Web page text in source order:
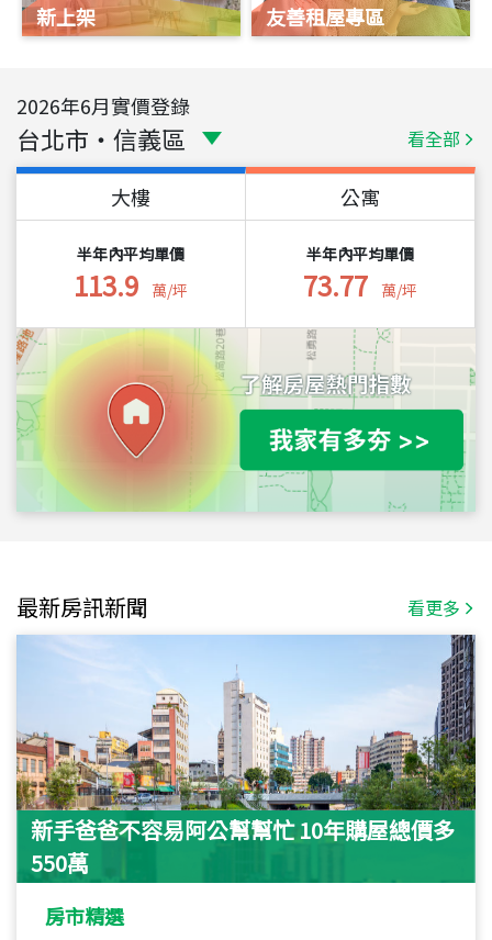
新上架 友善租屋專區
2026年6月實價登錄
台北市 ・ 信義區 看全部
大樓
半年內平均單價
113.9 萬/坪
公寓
半年內平均單價
73.77 萬/坪
最新房訊新聞 看更多
新手爸爸不容易阿公幫幫忙 10年購屋總價多
550萬
房市精選